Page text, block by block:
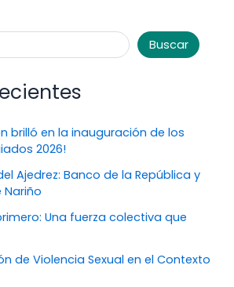
Buscar
brilló en la inauguración de los
2026!
Ajedrez: Banco de la República y
Nariño
Una fuerza colectiva que
de Violencia Sexual en el Contexto